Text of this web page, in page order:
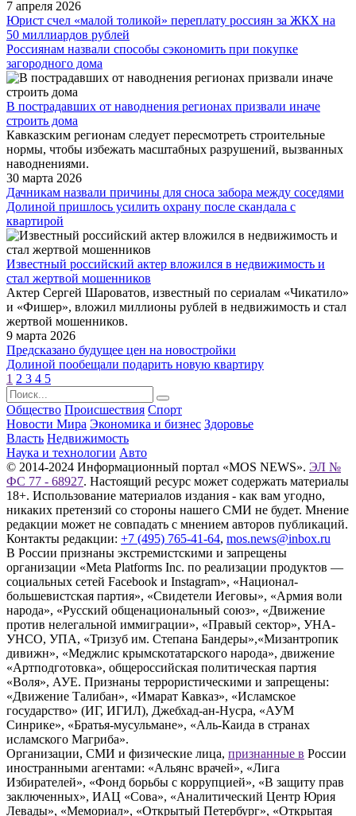
7 апреля 2026
Юрист счел «малой толикой» переплату россиян за ЖКХ на
50 миллиардов рублей
Россиянам назвали способы сэкономить при покупке
загородного дома
В пострадавших от наводнения регионах призвали иначе
строить дома
Кавказским регионам следует пересмотреть строительные
нормы, чтобы избежать масштабных разрушений, вызванных
наводнениями.
30 марта 2026
Дачникам назвали причины для сноса забора между соседями
Долиной пришлось усилить охрану после скандала с
квартирой
Известный российский актер вложился в недвижимость и
стал жертвой мошенников
Актер Сергей Шароватов, известный по сериалам «Чикатило»
и «Фишер», вложил миллионы рублей в недвижимость и стал
жертвой мошенников.
9 марта 2026
Предсказано будущее цен на новостройки
Долиной пообещали подарить новую квартиру
1 2 3 4 5
Общество Происшествия Спорт
Новости Мира Экономика и бизнес Здоровье
Власть Недвижимость
Наука и технологии Авто
© 2014-2024 Информационный портал «MOS NEWS». ЭЛ №
ФС 77 - 68927. Настоящий ресурс может содержать материалы
18+. Использование материалов издания - как вам угодно,
никаких претензий со стороны нашего СМИ не будет. Мнение
редакции может не совпадать с мнением авторов публикаций.
Контакты редакции: +7 (495) 765-41-64, mos.news@inbox.ru
В России признаны экстремистскими и запрещены
организации «Meta Platforms Inc. по реализации продуктов —
социальных сетей Facebook и Instagram», «Национал-
большевистская партия», «Свидетели Иеговы», «Армия воли
народа», «Русский общенациональный союз», «Движение
против нелегальной иммиграции», «Правый сектор», УНА-
УНСО, УПА, «Тризуб им. Степана Бандеры»,«Мизантропик
дивижн», «Меджлис крымскотатарского народа», движение
«Артподготовка», общероссийская политическая партия
«Воля», АУЕ. Признаны террористическими и запрещены:
«Движение Талибан», «Имарат Кавказ», «Исламское
государство» (ИГ, ИГИЛ), Джебхад-ан-Нусра, «АУМ
Синрике», «Братья-мусульмане», «Аль-Каида в странах
исламского Магриба».
Организации, СМИ и физические лица, признанные в России
иностранными агентами: «Альянс врачей», «Лига
Избирателей», «Фонд борьбы с коррупцией», «В защиту прав
заключенных», ИАЦ «Сова», «Аналитический Центр Юрия
Левады», «Мемориал», «Открытый Петербург», «Открытая